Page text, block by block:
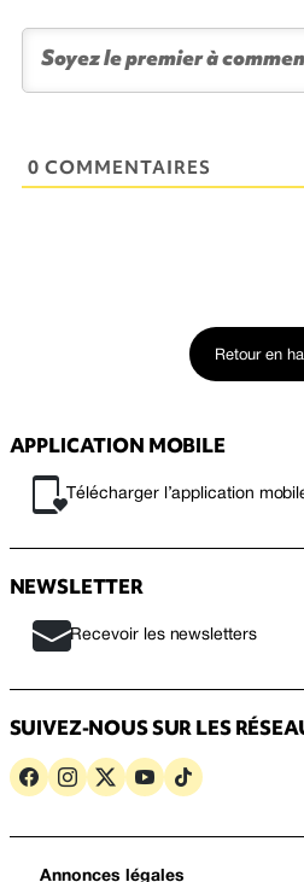
0 COMMENTAIRES
Retour en
APPLICATION MOBILE
Télécharger l’application
NEWSLETTER
Recevoir les newsletters
SUIVEZ-NOUS SUR LES
Annonces légales